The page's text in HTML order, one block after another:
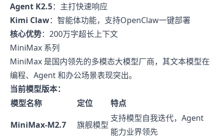
Agent K2.5：主打快速响应
Kimi Claw：智能体功能，支持OpenClaw一键部署
核心优势：200万字超长上下文
MiniMax 系列
MiniMax 是国内领先的多模态大模型厂商，其文本模型在
编程、Agent 和办公场景表现突出。
当前模型版本：
模型名称
定位
特点
MiniMax-M2.7
旗舰模型
支持模型自我迭代，Agent
能力业界领先